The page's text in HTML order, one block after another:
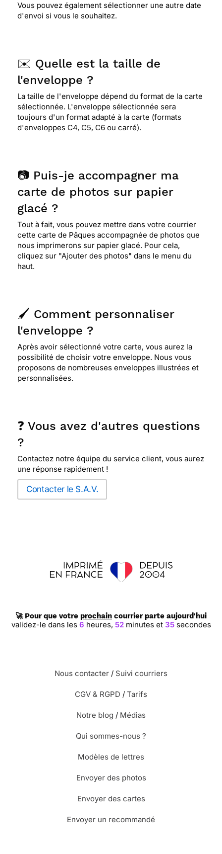
Vous pouvez également sélectionner une autre date
d'envoi si vous le souhaitez.
✉️ Quelle est la taille de
l'enveloppe ?
La taille de l'enveloppe dépend du format de la carte
sélectionnée. L'enveloppe sélectionnée sera
toujours d'un format adapté à la carte (formats
d'enveloppes C4, C5, C6 ou carré).
📷 Puis-je accompagner ma
carte de photos sur papier
glacé ?
Tout à fait, vous pouvez mettre dans votre courrier
cette carte de Pâques accompagnée de photos que
nous imprimerons sur papier glacé. Pour cela,
cliquez sur "Ajouter des photos" dans le menu du
haut.
🖌️ Comment personnaliser
l'enveloppe ?
Après avoir sélectionné votre carte, vous aurez la
possibilité de choisir votre enveloppe. Nous vous
proposons de nombreuses enveloppes illustrées et
personnalisées.
❓ Vous avez d'autres questions
?
Contactez notre équipe du service client, vous aurez
une réponse rapidement !
Contacter le S.A.V.
🚀 Pour que votre prochain courrier parte aujourd'hui
validez-le dans les 6 heures, 52minutes et 35secondes
Nous contacter / Suivi courriers
CGV & RGPD / Tarifs
Notre blog / Médias
Qui sommes-nous ?
Modèles de lettres
Envoyer des photos
Envoyer des cartes
Envoyer un recommandé